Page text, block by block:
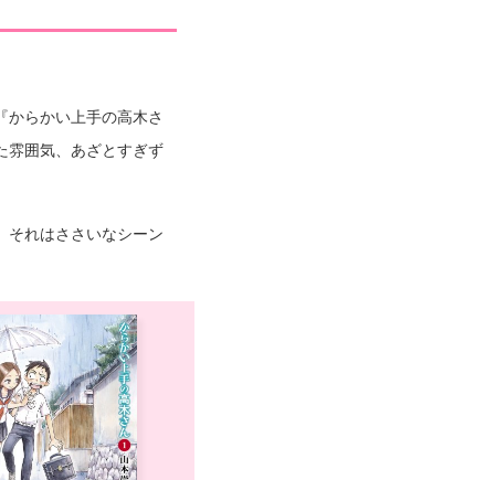
らかい上手の高木さ
雰囲気、あざとすぎず
それはささいなシーン